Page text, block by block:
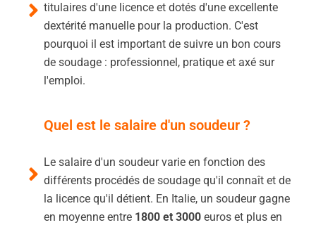
titulaires d'une licence et dotés d'une excellente
dextérité manuelle pour la production. C'est
pourquoi il est important de suivre un bon cours
de soudage : professionnel, pratique et axé sur
l'emploi.
Quel est le salaire d'un soudeur ?
Le salaire d'un soudeur varie en fonction des
différents procédés de soudage qu'il connaît et de
la licence qu'il détient. En Italie, un soudeur gagne
en moyenne entre 1800 et 3000euros et plus en